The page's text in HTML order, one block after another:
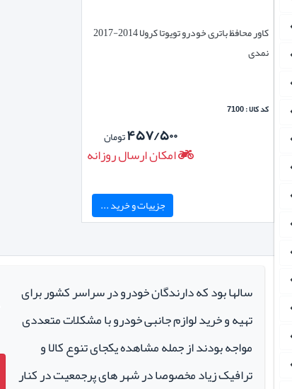
کاور محافظ باتری خودرو تویوتا کرولا 2014-2017
نمدی
کد کالا : 7100
۴۵۷/۵۰۰تومان
امکان ارسال روزانه
جزییات و خرید ...
سالها بود که دارندگان خودرو در سراسر کشور برای
تهیه و خرید لوازم جانبی خودرو با مشکلات متعددی
مواجه بودند از جمله مشاهده یکجای تنوع کالا و
ترافیک زیاد مخصوصا در شهر های پرجمعیت در کنار